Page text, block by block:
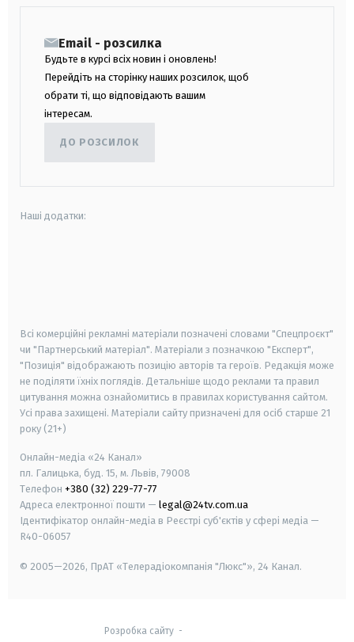
Email - розсилка
Будьте в курсі всіх новин і оновлень!
Перейдіть на сторінку наших розсилок, щоб
обрати ті, що відповідають вашим
інтересам.
ДО РОЗСИЛОК
Наші додатки:
Всі комерційні рекламні матеріали позначені словами "Спецпроєкт"
чи "Партнерський матеріал". Матеріали з позначкою "Експерт",
"Позиція" відображають позицію авторів та героїв. Редакція може
не поділяти їхніх поглядів. Детальніше щодо реклами та правил
цитування можна ознайомитись в правилах користування сайтом.
Усі права захищені. Матеріали сайту призначені для осіб старше 21
року (21+)
Онлайн-медіа «24 Канал»
пл. Галицька, буд. 15, м. Львів, 79008
Телефон +380 (32) 229-77-77
Адреса електронної пошти — legal@24tv.com.ua
Ідентифікатор онлайн-медіа в Реєстрі суб'єктів у сфері медіа —
R40-06057
© 2005—2026, ПрАТ «Телерадіокомпанія "Люкс"», 24 Канал.
Розробка сайту-